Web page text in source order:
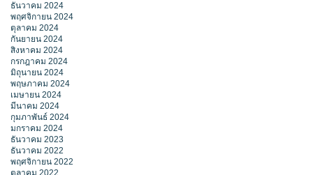
ธันวาคม 2024
พฤศจิกายน 2024
ตุลาคม 2024
กันยายน 2024
สิงหาคม 2024
กรกฎาคม 2024
มิถุนายน 2024
พฤษภาคม 2024
เมษายน 2024
มีนาคม 2024
กุมภาพันธ์ 2024
มกราคม 2024
ธันวาคม 2023
ธันวาคม 2022
พฤศจิกายน 2022
ตุลาคม 2022